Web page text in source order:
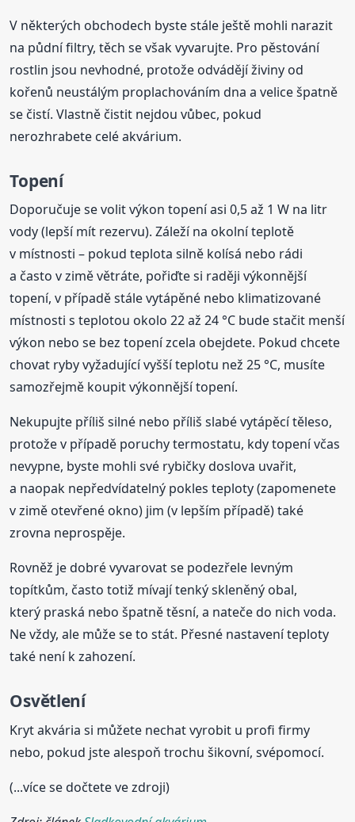
V některých obchodech byste stále ještě mohli narazit
na půdní filtry, těch se však vyvarujte. Pro pěstování
rostlin jsou nevhodné, protože odvádějí živiny od
kořenů neustálým proplachováním dna a velice špatně
se čistí. Vlastně čistit nejdou vůbec, pokud
nerozhrabete celé akvárium.
Topení
Doporučuje se volit výkon topení asi 0,5 až 1 W na litr
vody (lepší mít rezervu). Záleží na okolní teplotě
v místnosti – pokud teplota silně kolísá nebo rádi
a často v zimě větráte, pořiďte si raději výkonnější
topení, v případě stále vytápěné nebo klimatizované
místnosti s teplotou okolo 22 až 24 °C bude stačit menší
výkon nebo se bez topení zcela obejdete. Pokud chcete
chovat ryby vyžadující vyšší teplotu než 25 °C, musíte
samozřejmě koupit výkonnější topení.
Nekupujte příliš silné nebo příliš slabé vytápěcí těleso,
protože v případě poruchy termostatu, kdy topení včas
nevypne, byste mohli své rybičky doslova uvařit,
a naopak nepředvídatelný pokles teploty (zapomenete
v zimě otevřené okno) jim (v lepším případě) také
zrovna neprospěje.
Rovněž je dobré vyvarovat se podezřele levným
topítkům, často totiž mívají tenký skleněný obal,
který praská nebo špatně těsní, a nateče do nich voda.
Ne vždy, ale může se to stát. Přesné nastavení teploty
také není k zahození.
Osvětlení
Kryt akvária si můžete nechat vyrobit u profi firmy
nebo, pokud jste alespoň trochu šikovní, svépomocí.
(...více se dočtete ve zdroji)